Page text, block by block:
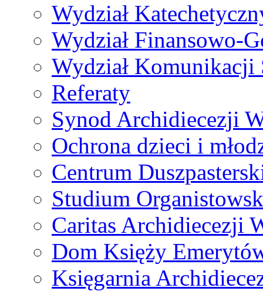
Wydział
Wydział Finansowo-
Wydział Komunikacji
Referaty
Synod Archidiecezji
Ochrona dzieci i
Centrum
Studium
Caritas Archidiecezji
Dom Księży
Księgarnia